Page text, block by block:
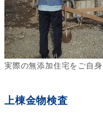
実際の無添加住宅をご自身
上棟金物検査